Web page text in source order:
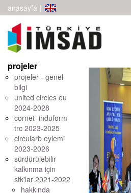
anasayfa |
projeler
projeler - genel
bilgi
united circles eu
2024-2028
cornet–induform-
trc 2023-2025
circularb eylemi
2023-2026
sürdürülebilir
kalkınma için
stk'lar 2021-2022
hakkında